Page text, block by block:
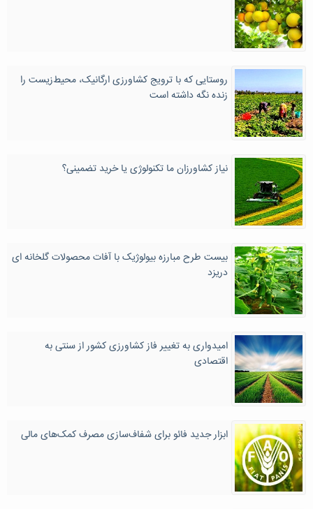
روستایی که با ترویج کشاورزی ارگانیک، محیط‌زیست را
زنده نگه داشته است
نیاز کشاورزان ما تکنولوژی یا خرید تضمینی؟
بیست طرح مبارزه بیولوژیک با آفات محصولات گلخانه ای
دریزد
امیدواری به تغییر فاز کشاورزی کشور از سنتی به
اقتصادی
ابزار جدید فائو برای شفاف‌سازی مصرف کمک‌های مالی